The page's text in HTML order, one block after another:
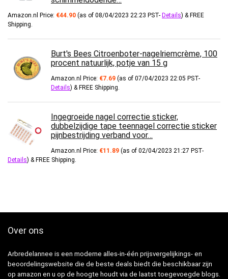
Amazon.nl Price: €44.90 (as of 08/04/2023 22:23 PST- Details) & FREE
Shipping.
Burt's Bees Citroenboter-nagelriemcrème, 100
procent natuurlijk, potje van 15 g
Amazon.nl Price: €7.69 (as of 07/04/2023 22:05 PST-
Details) & FREE Shipping.
Ingegroeide nagel correctie sticker,
dubbelzijdige tape teennagel correctie sticker
pijnbestrijding verband voor…
Amazon.nl Price: €11.89 (as of 02/04/2023 21:27 PST-
Details) & FREE Shipping.
Over ons
Arbredelannee is een moderne alles-in-één prijsvergelijkings- en
beoordelingswebsite die de beste deals biedt die beschikbaar zijn
op amazon en u op de hoogte houdt via de laatst toegevoegde blogs.